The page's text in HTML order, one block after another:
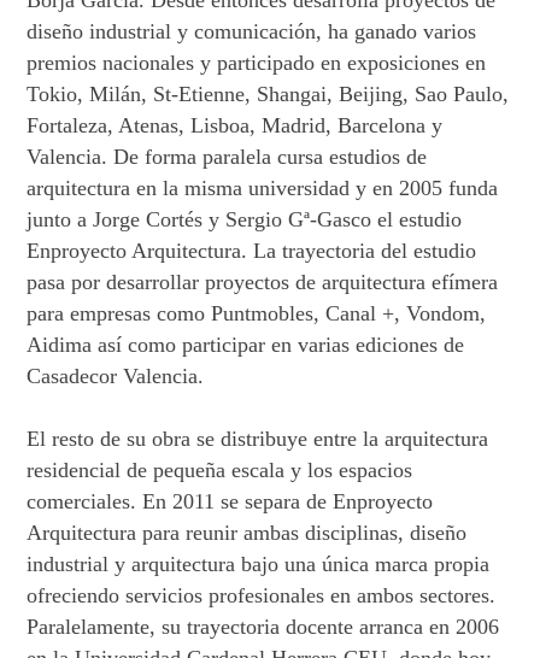
diseño industrial y comunicación, ha ganado varios
premios nacionales y participado en exposiciones en
Tokio, Milán, St-Etienne, Shangai, Beijing, Sao Paulo,
Fortaleza, Atenas, Lisboa, Madrid, Barcelona y
Valencia. De forma paralela cursa estudios de
arquitectura en la misma universidad y en 2005 funda
junto a Jorge Cortés y Sergio Gª-Gasco el estudio
Enproyecto Arquitectura. La trayectoria del estudio
pasa por desarrollar proyectos de arquitectura efímera
para empresas como Puntmobles, Canal +, Vondom,
Aidima así como participar en varias ediciones de
Casadecor Valencia.
El resto de su obra se distribuye entre la arquitectura
residencial de pequeña escala y los espacios
comerciales. En 2011 se separa de Enproyecto
Arquitectura para reunir ambas disciplinas, diseño
industrial y arquitectura bajo una única marca propia
ofreciendo servicios profesionales en ambos sectores.
Paralelamente, su trayectoria docente arranca en 2006